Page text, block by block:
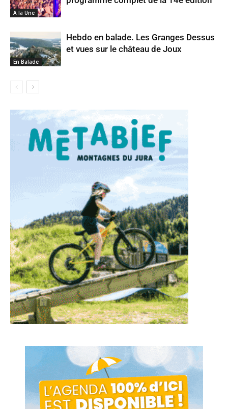
A la Une
En Balade
Hebdo en balade. Les Granges Dessus
et vues sur le château de Joux